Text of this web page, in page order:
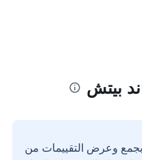
بيتش
وعرض التقييمات من